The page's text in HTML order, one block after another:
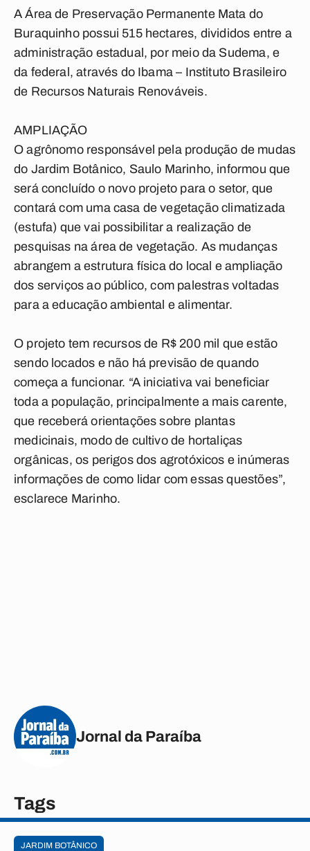
A Área de Preservação Permanente Mata do
Buraquinho possui 515 hectares, divididos entre a
administração estadual, por meio da Sudema, e
da federal, através do Ibama – Instituto Brasileiro
de Recursos Naturais Renováveis.
AMPLIAÇÃO
O agrônomo responsável pela produção de mudas
do Jardim Botânico, Saulo Marinho, informou que
será concluído o novo projeto para o setor, que
contará com uma casa de vegetação climatizada
(estufa) que vai possibilitar a realização de
pesquisas na área de vegetação. As mudanças
abrangem a estrutura física do local e ampliação
dos serviços ao público, com palestras voltadas
para a educação ambiental e alimentar.
O projeto tem recursos de R$ 200 mil que estão
sendo locados e não há previsão de quando
começa a funcionar. “A iniciativa vai beneficiar
toda a população, principalmente a mais carente,
que receberá orientações sobre plantas
medicinais, modo de cultivo de hortaliças
orgânicas, os perigos dos agrotóxicos e inúmeras
informações de como lidar com essas questões”,
esclarece Marinho.
Jornal da Paraíba
Tags
JARDIM BOTÂNICO